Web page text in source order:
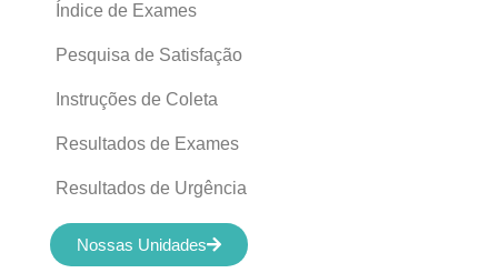
Índice de Exames
Pesquisa de Satisfação
Instruções de Coleta
Resultados de Exames
Resultados de Urgência
Nossas Unidades